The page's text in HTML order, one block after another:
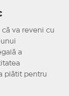
că va reveni cu
a
plătit pentru